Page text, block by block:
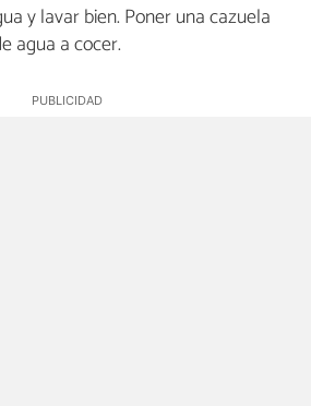
y lavar bien. Poner una cazuela
agua a cocer.